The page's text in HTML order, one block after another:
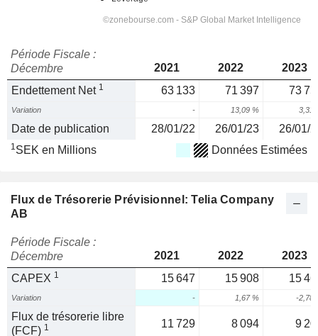
Période Fiscale :
Décembre
2021 2022
2023
Endettement Net 1 63 133 71 397 73
Variation - 13,09 % 3,31
Date de publication 28/01/22 26/01/23 26/01/
1SEK en Millions Données Estimées
Flux de Trésorerie Prévisionnel: Telia Company
AB
Période Fiscale :
Décembre
2021 2022
2023
CAPEX 1 15 647 15 908 15
Variation - 1,67 % -2,78
Flux de trésorerie libre
(FCF) 1 11 729 8 094 9